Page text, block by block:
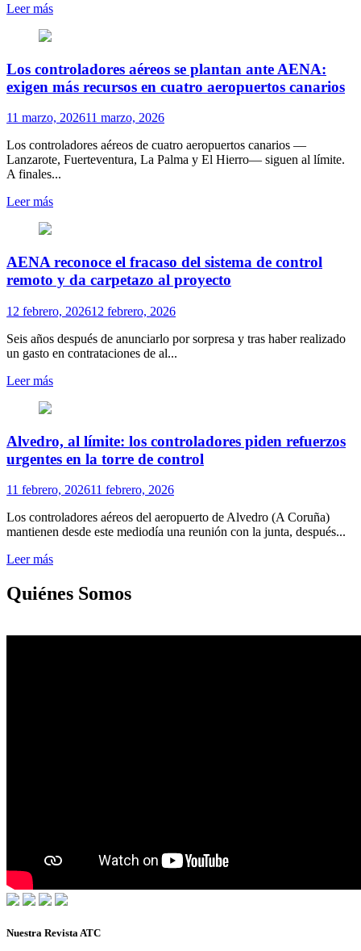
Leer más
Los controladores aéreos se plantan ante AENA:
exigen más recursos en cuatro aeropuertos canarios
11 marzo, 202611 marzo, 2026
Los controladores aéreos de cuatro aeropuertos canarios —
Lanzarote, Fuerteventura, La Palma y El Hierro— siguen al límite.
A finales...
Leer más
AENA reco­noce el fra­caso del sis­tema de con­trol
remoto y da car­pe­tazo al pro­yecto
12 febrero, 202612 febrero, 2026
Seis años des­pués de anun­ciarlo por sor­presa y tras haber rea­li­zado
un gasto en con­tra­ta­cio­nes de al...
Leer más
Alvedro, al límite: los controladores piden refuerzos
urgentes en la torre de control
11 febrero, 202611 febrero, 2026
Los controladores aéreos del aeropuerto de Alvedro (A Coruña)
mantienen desde este mediodía una reunión con la junta, después...
Leer más
Quiénes Somos
Nuestra Revista ATC